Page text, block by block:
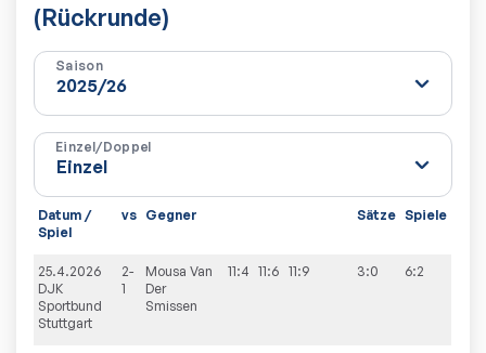
(Rückrunde)
Saison
Einzel/Doppel
Datum /
Spiel
vs Gegner Sätze Spiele
25.4.2026
DJK
Sportbund
Stuttgart
2-
1
Mousa Van
Der
Smissen
11:4 11:6 11:9 3:0 6:2